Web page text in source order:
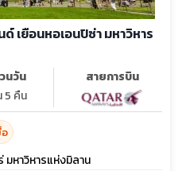
เยือนหอเอนปิซ่า มหาวิหาร
นวัน
5 คืน
สายการบิน
มหาวิหารแห่งมิลาน